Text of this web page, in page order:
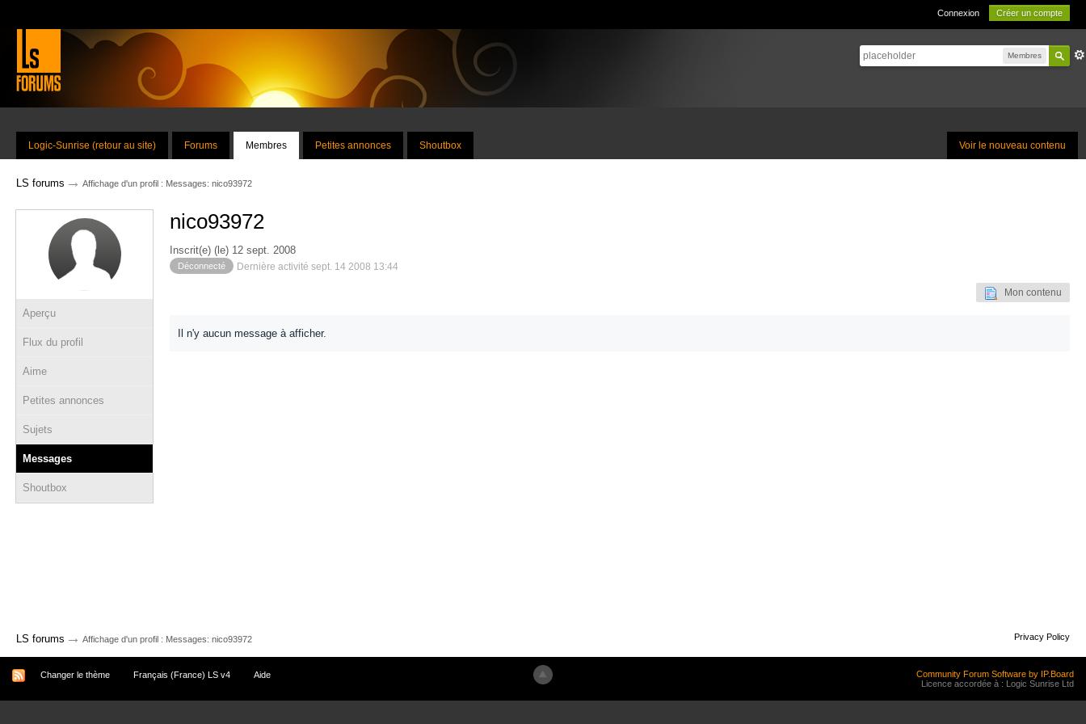
Connexion Créer un compte
Membres
Voir le nouveau contenu
Logic-Sunrise (retour au site) Forums Membres Petites annonces Shoutbox
LS forums → Affichage d'un profil : Messages: nico93972
Aperçu
Flux du profil
Aime
Petites annonces
Sujets
Messages
Shoutbox
nico93972
Inscrit(e) (le) 12 sept. 2008
Déconnecté Dernière activité sept. 14 2008 13:44
Mon contenu
Il n'y aucun message à afficher.
LS forums → Affichage d'un profil : Messages: nico93972 Privacy Policy
Changer le thème Français (France) LS v4 Aide
Community Forum Software by IP.Board
Licence accordée à : Logic Sunrise Ltd